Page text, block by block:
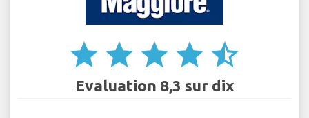
star star star star star_half
Evaluation 8,3 sur dix